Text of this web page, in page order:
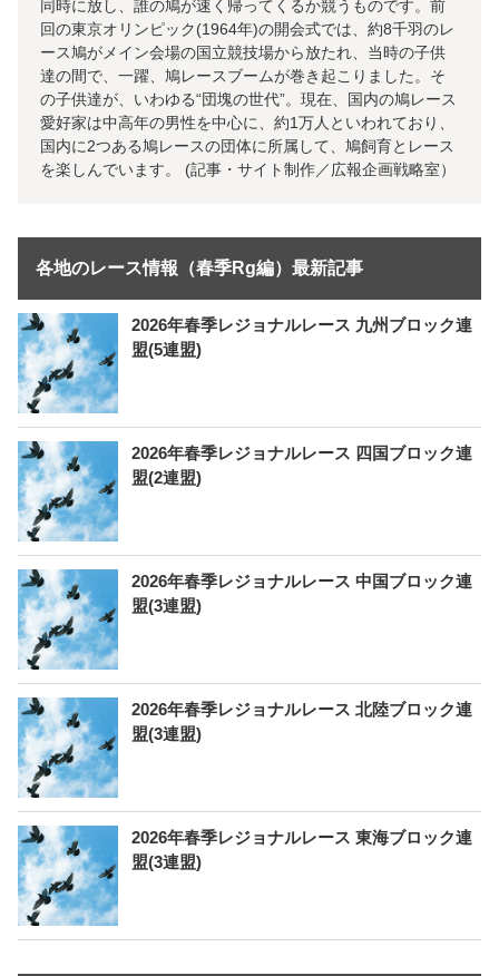
同時に放し、誰の鳩が速く帰ってくるか競うものです。前
回の東京オリンピック(1964年)の開会式では、約8千羽のレ
ース鳩がメイン会場の国立競技場から放たれ、当時の子供
達の間で、一躍、鳩レースブームが巻き起こりました。そ
の子供達が、いわゆる“団塊の世代”。現在、国内の鳩レース
愛好家は中高年の男性を中心に、約1万人といわれており、
国内に2つある鳩レースの団体に所属して、鳩飼育とレース
を楽しんでいます。 (記事・サイト制作／広報企画戦略室）
各地のレース情報（春季Rg編）最新記事
2026年春季レジョナルレース 九州ブロック連
盟(5連盟)
2026年春季レジョナルレース 四国ブロック連
盟(2連盟)
2026年春季レジョナルレース 中国ブロック連
盟(3連盟)
2026年春季レジョナルレース 北陸ブロック連
盟(3連盟)
2026年春季レジョナルレース 東海ブロック連
盟(3連盟)